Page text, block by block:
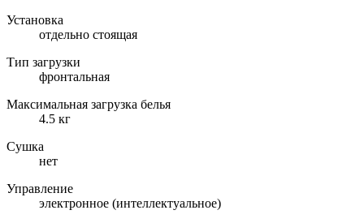
Установка
отдельно стоящая
Тип загрузки
фронтальная
Максимальная загрузка белья
4.5 кг
Сушка
нет
Управление
электронное (интеллектуальное)